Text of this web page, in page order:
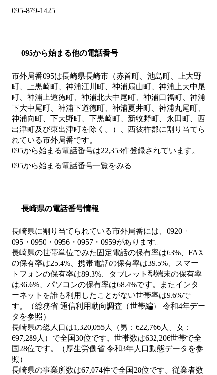
095-879-1425
095から始まる他の電話番号
市外局番095は長崎県長崎市（赤首町、池島町、上大野
町、上黒崎町、神浦江川町、神浦扇山町、神浦上大中尾
町、神浦上道徳町、神浦北大中尾町、神浦口福町、神浦
下大中尾町、神浦下道徳町、神浦夏井町、神浦丸尾町、
神浦向町、下大野町、下黒崎町、新牧野町、永田町、西
出津町及び東出津町を除く。）、西彼杵郡に割り当てら
れている市外局番です。
095から始まる電話番号は22,353件登録されています。
095から始まる電話番号一覧をみる
長崎県の電話番号情報
長崎県に割り当てられている市外局番には、0920・
095・0950・0956・0957・0959があります。
長崎県の世帯単位でみた固定電話の保有率は63%、FAX
の保有率は25.4%、携帯電話の保有率は39.5%、スマー
トフォンの保有率は89.3%、タブレット型端末の保有率
は36.6%、パソコンの保有率は68.4%です。またインタ
ーネットを誰も利用したことがない世帯率は9.6%で
す。（総務省 通信利用動向調査（世帯編） 令和4年デー
タを参照）
長崎県の総人口は1,320,055人（男：622,766人、女：
697,289人）で全国30位です。世帯数は632,206世帯で全
国28位です。（厚生労働省 令和3年人口動態データを参
照）
長崎県の事業所数は67,074件で全国28位です。従業者数